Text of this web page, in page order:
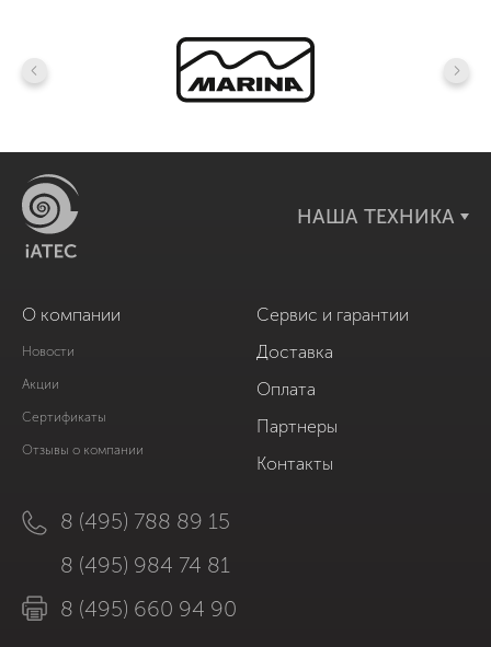
НАША ТЕХНИКА
О компании
Новости
Акции
Сертификаты
Отзывы о компании
Сервис и гарантии
Доставка
Оплата
Партнеры
Контакты
8 (495) 788 89 15
8 (495) 984 74 81
8 (495) 660 94 90